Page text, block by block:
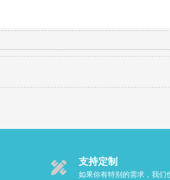
支持定制
如果你有特别的需求，我们